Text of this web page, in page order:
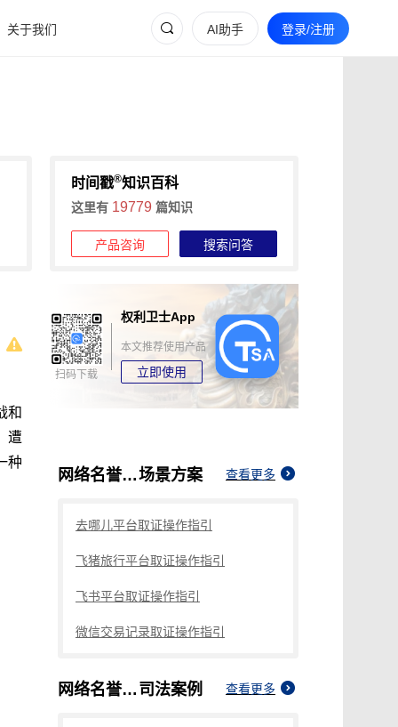
关于我们 AI助手 登录/注册
时间戳®知识百科
这里有 19779 篇知识
产品咨询 搜索问答
和
遭
种
扫码下载
权利卫士App
本文推荐使用产品
立即使用
网络名誉侵权如何处理场景方案 查看更多
去哪儿平台取证操作指引
飞猪旅行平台取证操作指引
飞书平台取证操作指引
微信交易记录取证操作指引
网络名誉侵权如何处理 司法案例 查看更多